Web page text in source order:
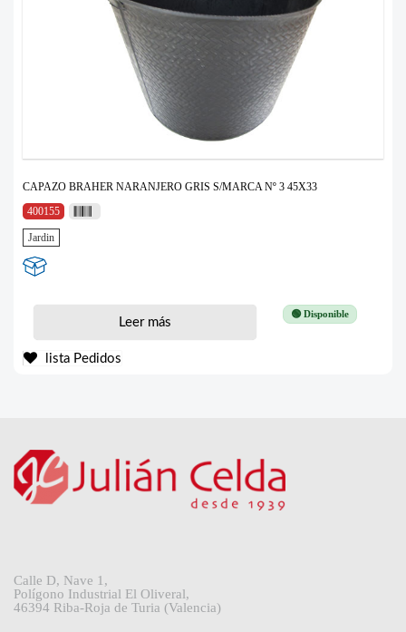
CAPAZO BRAHER NARANJERO GRIS S/MARCA Nº 3 45X33
400155
Jardin
🟢 Disponible
Leer más
lista Pedidos
Calle D, Nave 1,
Polígono Industrial El Oliveral,
46394 Riba-Roja de Turia (Valencia)